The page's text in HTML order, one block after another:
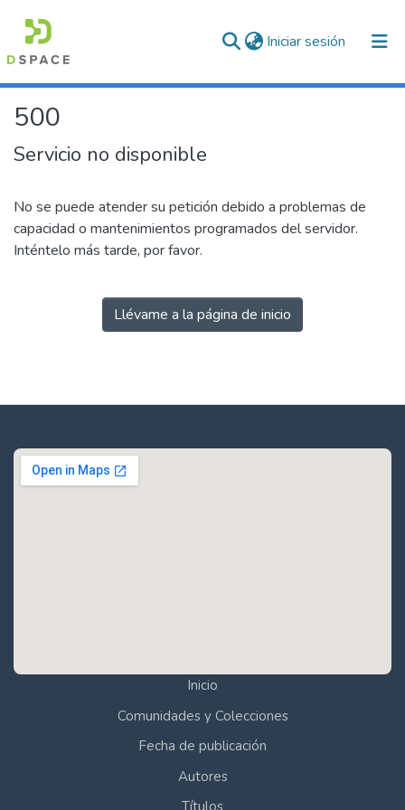
Iniciar sesión (current)
500
Servicio no disponible
No se puede atender su petición debido a problemas de
capacidad o mantenimientos programados del servidor.
Inténtelo más tarde, por favor.
Llévame a la página de inicio
Inicio
Comunidades y Colecciones
Fecha de publicación
Autores